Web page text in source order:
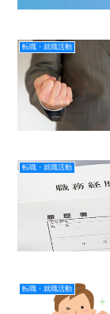
転職・就職活動
転職・就職活動
転職・就職活動